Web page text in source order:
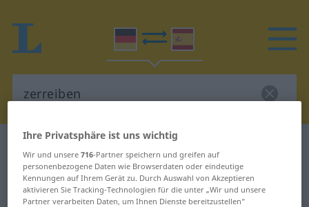
Deutsch-Spanisch Wörterbuch
Deutsch-Spanisch Übersetzung für
"zerreiben"
Ihre Privatsphäre ist uns wichtig
Wir und unsere716-Partner speichern und greifen auf
personenbezogene Daten wie Browserdaten oder eindeutige
Kennungen auf Ihrem Gerät zu. Durch Auswahl von Akzeptieren
aktivieren Sie Tracking-Technologien für die unter „Wir und unsere
Partner verarbeiten Daten, um Ihnen Dienste bereitzustellen“